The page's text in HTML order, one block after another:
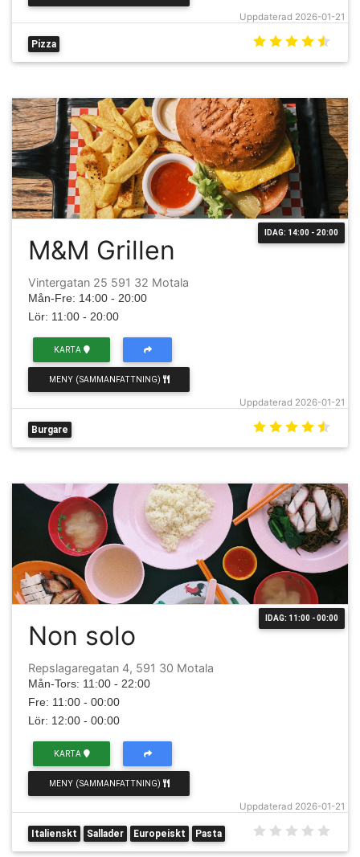
Uppdaterad 2026-01-21
Pizza
IDAG: 14:00 - 20:00
M&M Grillen
Vintergatan 25 591 32 Motala
Mån-Fre: 14:00 - 20:00
Lör: 11:00 - 20:00
Uppdaterad 2026-01-21
KARTA
MENY (SAMMANFATTNING)
Burgare
IDAG: 11:00 - 00:00
Non solo
Repslagaregatan 4, 591 30 Motala
Mån-Tors: 11:00 - 22:00
Fre: 11:00 - 00:00
Lör: 12:00 - 00:00
Uppdaterad 2026-01-21
KARTA
MENY (SAMMANFATTNING)
Italienskt Sallader Europeiskt Pasta